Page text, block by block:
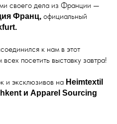
своего дела из Франции —
Франц, официальный
к нам в этот
посетить выставку завтра!
и эксклюзивов на Heimtextil
и Apparel Sourcing